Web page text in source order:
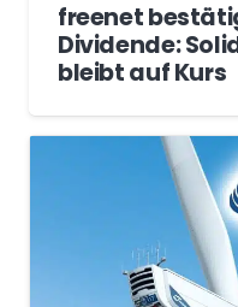
freenet
Dividende:
bleibt auf Kurs